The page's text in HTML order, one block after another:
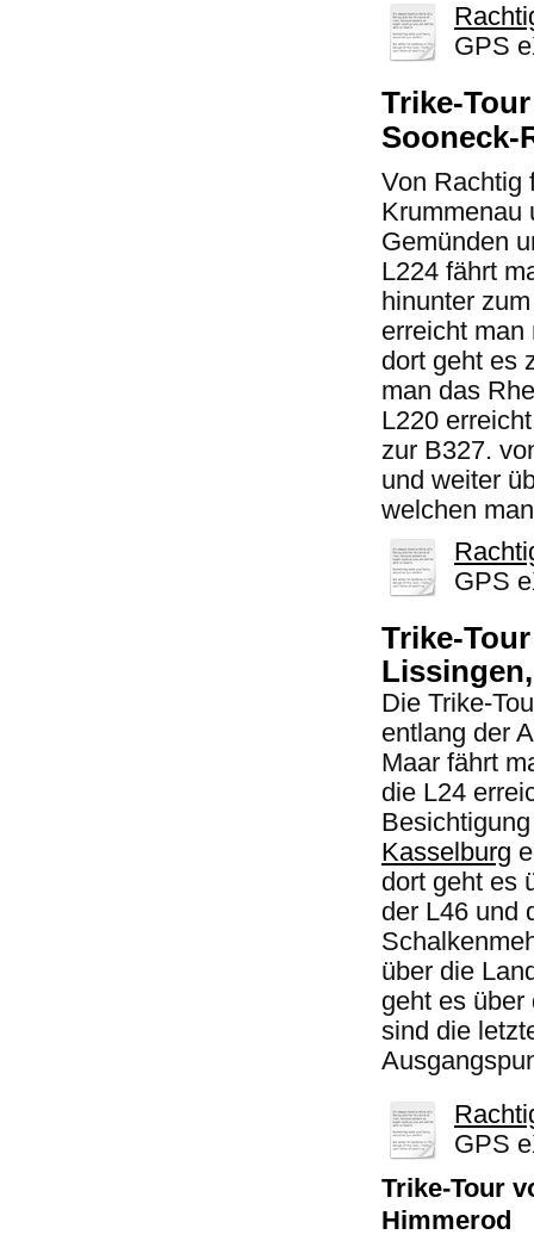
GPS
Trike-
Sooneck-
Von Rachtig
Krummenau
Gemünden
L224 fährt
hinunter
erreicht
dort geht es
man das
L220
zur B327.
und weiter
welchen
GPS
Trike-
Die Trike-
entlang der
Maar fährt
die L24
Kasselburg
dort geht es
der L46 und
über die
geht es
sind die
GPS
Trike-Tour
Himmerod